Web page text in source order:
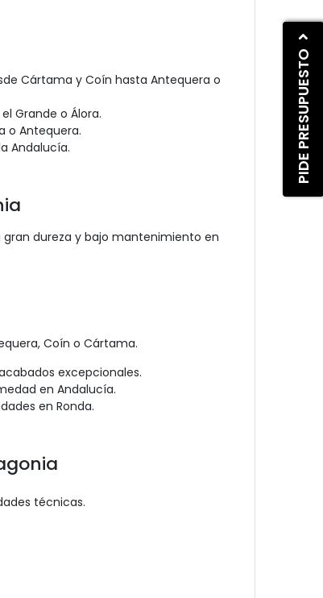
PIDE PRESUPUESTO
Cártama y Coín hasta Antequera o
Grande o Álora.
o Antequera.
Andalucía.
dureza y bajo mantenimiento en
Coín o Cártama.
excepcionales.
en Andalucía.
en Ronda.
técnicas.